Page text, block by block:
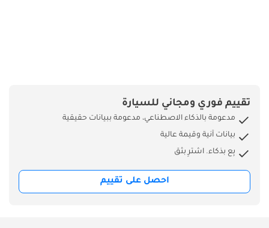
تقييم فوري ومجاني للسيارة
مدعومة بالذكاء الاصطناعي، مدعومة ببيانات حقيقية
بيانات آنية وقيمة عالية
بِع بذكاء. اشترِ بثق
احصل على تقييم